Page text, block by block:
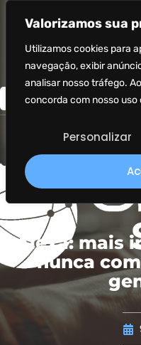
Valorizamos sua
Utilizamos cookies para
navegação, exibir
analisar nosso tráfego.
concorda com nosso uso
Personalizar
Alexa: mais
nunca